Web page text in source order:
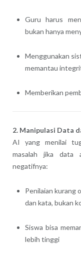
Guru harus
bukan hanya
Menggunakan
memantau
Memberikan
2. Manipulasi Data
AI yang menilai
masalah jika data
negatifnya:
Penilaian kurang
dan kata, bukan
Siswa bisa
lebih tinggi